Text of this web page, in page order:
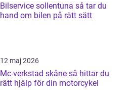
Bilservice sollentuna så tar du
hand om bilen på rätt sätt
12 maj 2026
Mc-verkstad skåne så hittar du
rätt hjälp för din motorcykel